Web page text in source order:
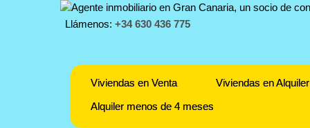
Llámenos: +34 630 436 775
Viviendas en Venta
Viviendas en Alquiler
Alquiler menos de 4 meses